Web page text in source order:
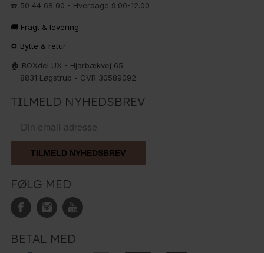
☎️ 50 44 68 00 - Hverdage 9.00-12.00
🚚 Fragt & levering
♻️ Bytte & retur
🏠 BOXdeLUX - Hjarbækvej 65
8831 Løgstrup - CVR 30589092
TILMELD NYHEDSBREV
TILMELD NYHEDSBREV
FØLG MED
BETAL MED